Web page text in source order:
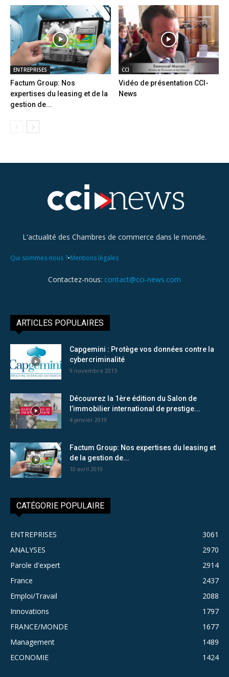
ENTREPRISES
Factum Group: Nos
expertises du leasing et de la
gestion de...
CCI
Vidéo de présentation CCI-
News
L'actualité des Chambres de commerce dans le monde.
Qui sommes-nous ?•Mentions légales
Contactez-nous: contact@cci-news.com
ARTICLES POPULAIRES
Capgemini : Protège vos données contre la
cybercriminalité
9 novembre 2015
Découvrez la 1ère édition du Salon de
l’immobilier international de prestige...
4 janvier 2019
Factum Group: Nos expertises du leasing et
de la gestion de...
10 avril 2019
CATÉGORIE POPULAIRE
ENTREPRISES
3061
ANALYSES
2970
Parole d'expert
2914
France
2437
Emploi/Travail
2088
Innovations
1797
FRANCE/MONDE
1677
Management
1489
ECONOMIE
1424